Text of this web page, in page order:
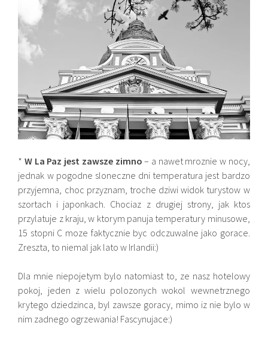
*W La Paz jest zawsze zimno – a nawet mroznie w nocy,
jednak w pogodne sloneczne dni temperatura jest bardzo
przyjemna, choc przyznam, troche dziwi widok turystow w
szortach i japonkach. Chociaz z drugiej strony, jak ktos
przylatuje z kraju, w ktorym panuja temperatury minusowe,
15 stopni C moze faktycznie byc odczuwalne jako gorace.
Zreszta, to niemal jak lato w Irlandii:)
Dla mnie niepojetym bylo natomiast to, ze nasz hotelowy
pokoj, jeden z wielu polozonych wokol wewnetrznego
krytego dziedzinca, byl zawsze goracy, mimo iz nie bylo w
nim zadnego ogrzewania! Fascynujace:)